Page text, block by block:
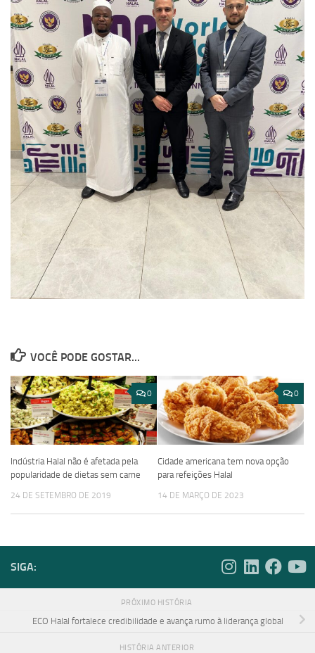
VOCÊ PODE GOSTAR...
0
Indústria Halal não é afetada pela
popularidade de dietas sem carne
24 DE SETEMBRO DE 2019
0
Cidade americana tem nova opção
para refeições Halal
14 DE MARÇO DE 2023
SIGA:
PRÓXIMO HISTÓRIA
ECO Halal fortalece credibilidade e avança rumo à liderança global
HISTÓRIA ANTERIOR